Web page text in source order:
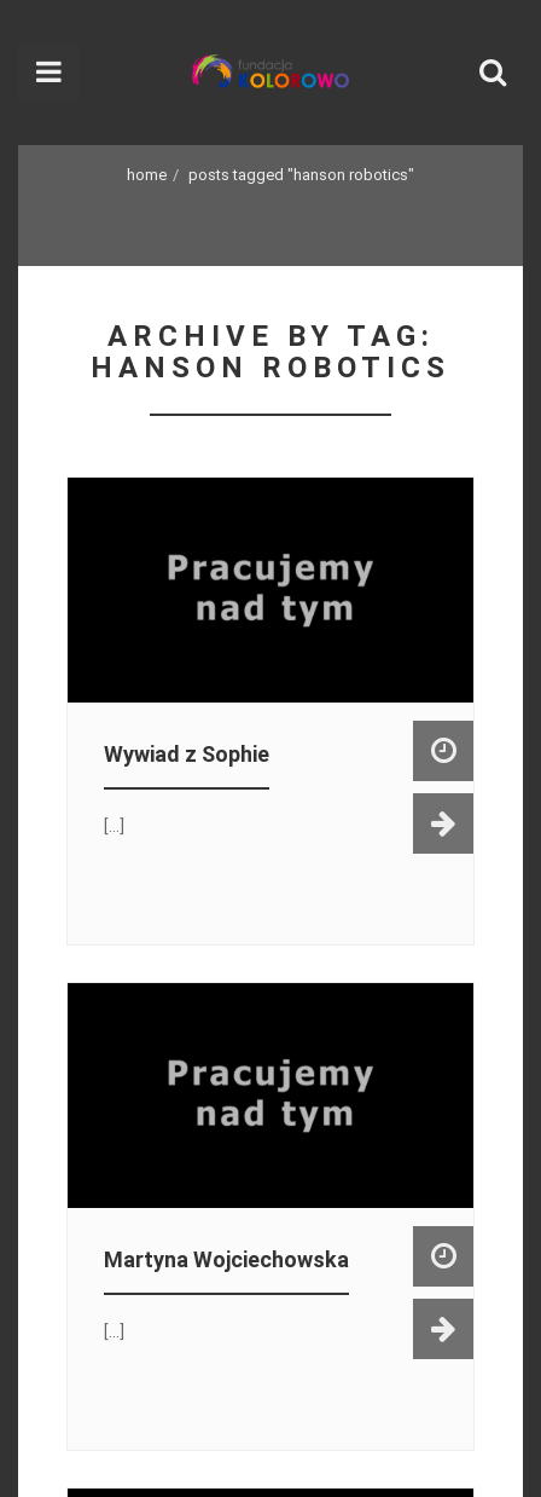
home posts tagged "hanson robotics"
ARCHIVE BY TAG:
HANSON ROBOTICS
Wywiad z Sophie
Martyna Wojciechowska